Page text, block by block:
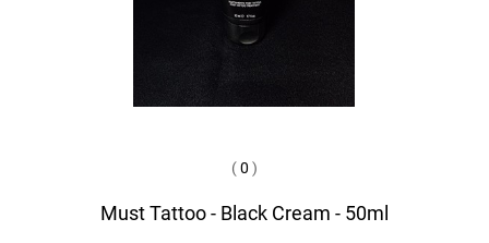
(0 )
Must Tattoo - Black Cream - 50ml